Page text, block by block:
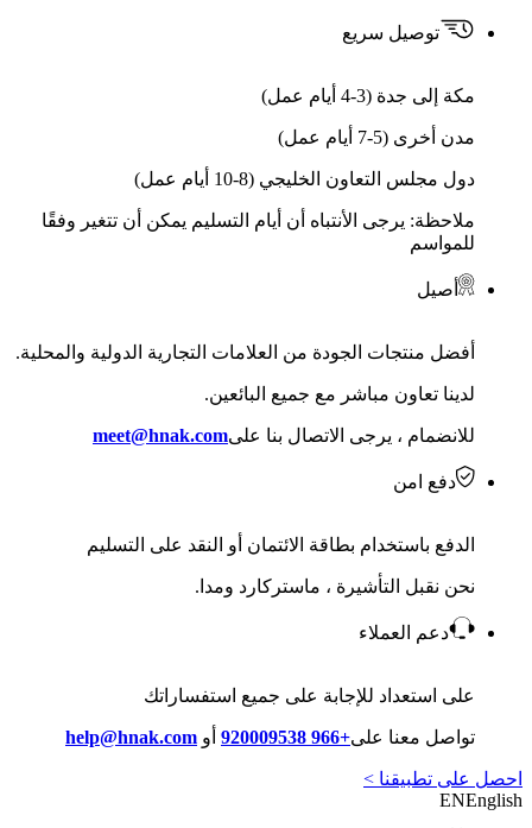
توصيل سريع
مكة إلى جدة (3-4 أيام عمل)
مدن أخرى (5-7 أيام عمل)
دول مجلس التعاون الخليجي (8-10 أيام عمل)
ملاحظة: يرجى الأنتباه أن أيام التسليم يمكن أن تتغير وفقًا
للمواسم
أصيل
أفضل منتجات الجودة من العلامات التجارية الدولية والمحلية.
لدينا تعاون مباشر مع جميع البائعين.
للانضمام ، يرجى الاتصال بنا علىmeet@hnak.com
دفع امن
الدفع باستخدام بطاقة الائتمان أو النقد على التسليم
نحن نقبل التأشيرة ، ماستركارد ومدا.
دعم العملاء
على استعداد للإجابة على جميع استفساراتك
تواصل معنا على+966 920009538 أو help@hnak.com
احصل على تطبيقنا >
ENEnglish